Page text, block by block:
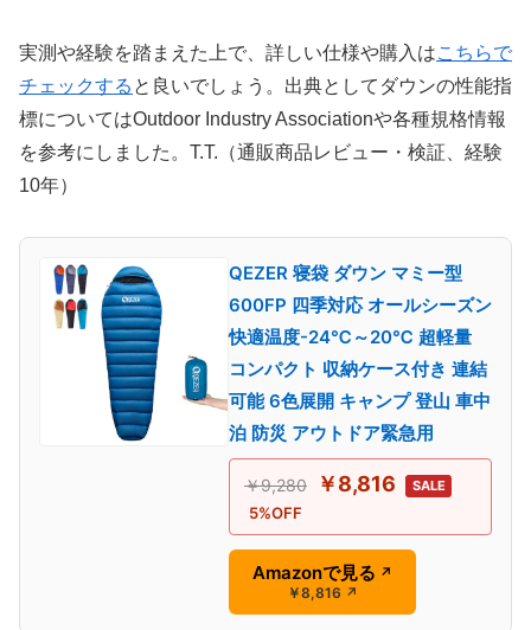
実測や経験を踏まえた上で、詳しい仕様や購入はこちらで
チェックする と良いでしょう。出典としてダウンの性能指
標についてはOutdoor Industry Associationや各種規格情報
を参考にしました。T.T.（通販商品レビュー・検証、経験
10年）
QEZER 寝袋 ダウン マミー型
600FP 四季対応 オールシーズン
快適温度-24℃～20℃ 超軽量
コンパクト 収納ケース付き 連結
可能 6色展開 キャンプ 登山 車中
泊 防災 アウトドア緊急用
￥9,280 ￥8,816 SALE
5%OFF
Amazonで見る ↗
￥8,816 ↗